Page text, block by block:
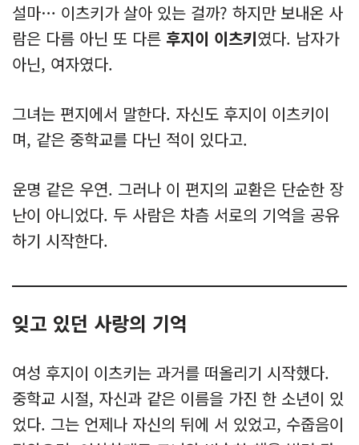
설마… 이츠키가 살아 있는 걸까? 하지만 보내온 사
람은 다름 아닌 또 다른 후지이 이츠키였다. 남자가
아닌, 여자였다.
그녀는 편지에서 말한다. 자신도 후지이 이츠키이
며, 같은 중학교를 다닌 적이 있다고.
운명 같은 우연. 그러나 이 편지의 교환은 단순한 장
난이 아니었다. 두 사람은 차츰 서로의 기억을 공유
하기 시작한다.
잊고 있던 사랑의 기억
여성 후지이 이츠키는 과거를 떠올리기 시작했다.
중학교 시절, 자신과 같은 이름을 가진 한 소년이 있
었다. 그는 언제나 자신의 뒤에 서 있었고, 수줍음이